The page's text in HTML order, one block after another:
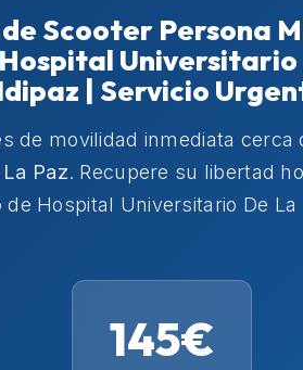
Scooter Persona
Universitario
| Servicio
de movilidad inmediata
Paz. Recupere su libertad
de Hospital Universitario De La
145€